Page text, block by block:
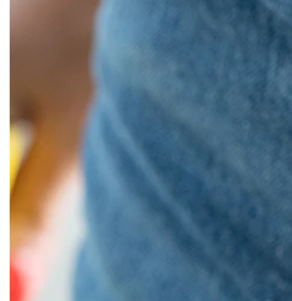
Korvalehti